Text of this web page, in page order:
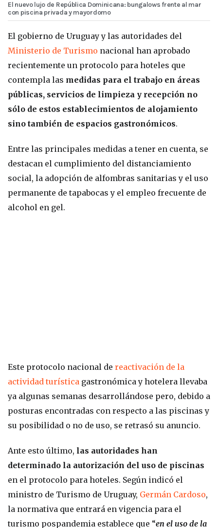
El nuevo lujo de República Dominicana: bungalows frente al mar
con piscina privada y mayordomo
El gobierno de Uruguay y las autoridades del
Ministerio de Turismo nacional han aprobado
recientemente un protocolo para hoteles que
contempla las medidas para el trabajo en áreas
públicas, servicios de limpieza y recepción no
sólo de estos establecimientos de alojamiento
sino también de espacios gastronómicos.
Entre las principales medidas a tener en cuenta, se
destacan el cumplimiento del distanciamiento
social, la adopción de alfombras sanitarias y el uso
permanente de tapabocas y el empleo frecuente de
alcohol en gel.
Este protocolo nacional de reactivación de la
actividad turística gastronómica y hotelera llevaba
ya algunas semanas desarrollándose pero, debido a
posturas encontradas con respecto a las piscinas y
su posibilidad o no de uso, se retrasó su anuncio.
Ante esto último, las autoridades han
determinado la autorización del uso de piscinas
en el protocolo para hoteles. Según indicó el
ministro de Turismo de Uruguay, Germán Cardoso,
la normativa que entrará en vigencia para el
turismo pospandemia establece que “en el uso de la